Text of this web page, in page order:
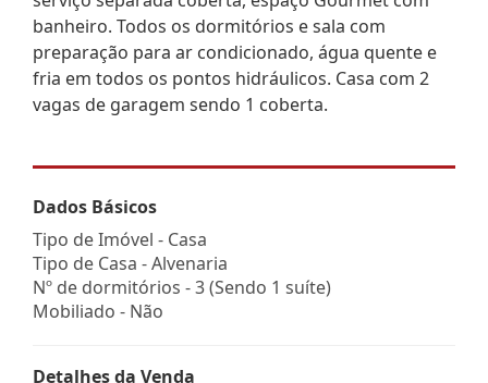
banheiro. Todos os dormitórios e sala com
preparação para ar condicionado, água quente e
fria em todos os pontos hidráulicos. Casa com 2
vagas de garagem sendo 1 coberta.
Dados Básicos
Tipo de Imóvel - Casa
Tipo de Casa - Alvenaria
Nº de dormitórios - 3 (Sendo 1 suíte)
Mobiliado - Não
Detalhes da Venda